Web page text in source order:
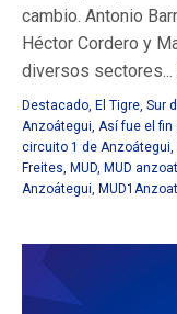
cambio. Antonio
Héctor Cordero y
diversos sectores...
Destacado, El Tigre, Sur
Anzoátegui, Así fue el fin
circuito 1 de Anzoátegui,
Freites, MUD, MUD
Anzoátegui,